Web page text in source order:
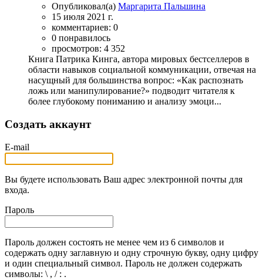
Опубликовал(а) Маргарита Пальшина
15 июля 2021 г.
комментариев: 0
0 понравилось
просмотров: 4 352
Книга Патрика Кинга, автора мировых бестселлеров в
области навыков социальной коммуникации, отвечая на
насущный для большинства вопрос: «Как распознать
ложь или манипулирование?» подводит читателя к
более глубокому пониманию и анализу эмоци...
Создать аккаунт
E-mail
Вы будете использовать Ваш адрес электронной почты для
входа.
Пароль
Пароль должен состоять не менее чем из 6 символов и
содержать одну заглавную и одну строчную букву, одну цифру
и один специальный символ. Пароль не должен содержать
символы: \ , / : .